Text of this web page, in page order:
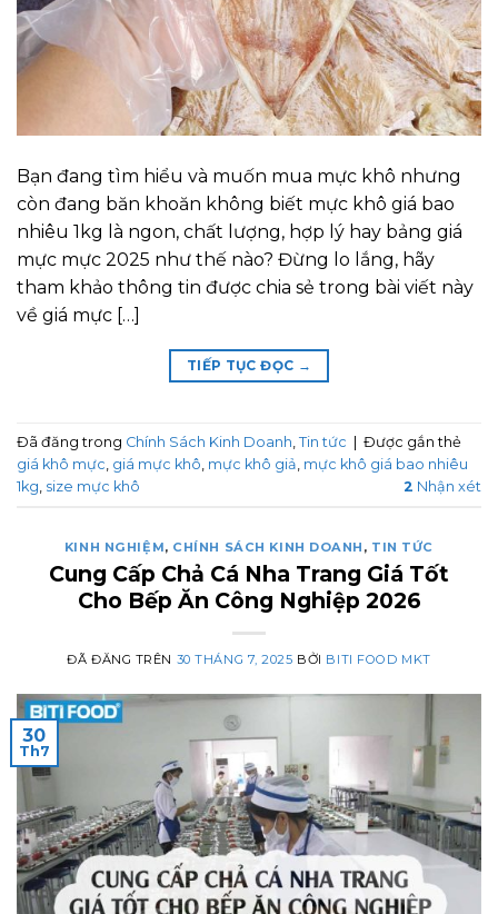
Bạn đang tìm hiểu và muốn mua mực khô nhưng
còn đang băn khoăn không biết mực khô giá bao
nhiêu 1kg là ngon, chất lượng, hợp lý hay bảng giá
mực mực 2025 như thế nào? Đừng lo lắng, hãy
tham khảo thông tin được chia sẻ trong bài viết này
về giá mực […]
TIẾP TỤC ĐỌC →
Đã đăng trong Chính Sách Kinh Doanh Tin tức | Được gắn thẻ
giá khô mực giá mực khô mực khô giả mực khô giá bao nhiêu
1kg size mực khô 2 Nhận xét
KINH NGHIỆM, CHÍNH SÁCH KINH DOANH , TIN TỨC
Cung Cấp Chả Cá Nha Trang Giá Tốt
Cho Bếp Ăn Công Nghiệp 2026
ĐÃ ĐĂNG TRÊN 30 THÁNG 7, 2025 BỞI BITI FOOD MKT
30
Th7